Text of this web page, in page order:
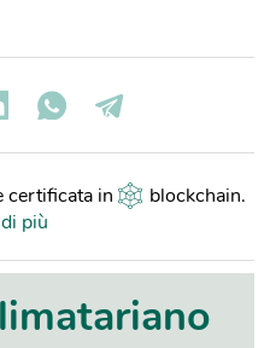
certificata in blockchain.
più